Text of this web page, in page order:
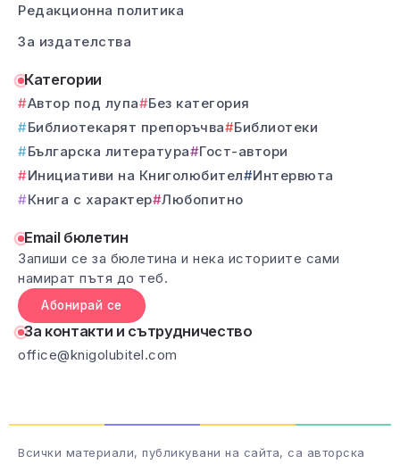
Редакционна политика
За издателства
Категории
Автор под лупа
Без категория
Библиотекарят препоръчва
Библиотеки
Българска литература
Гост-автори
Инициативи на Книголюбител
Интервюта
Книга с характер Любопитно
Email бюлетин
Запиши се за бюлетина и нека историите сами
намират пътя до теб.
Абонирай се
За контакти и сътрудничество
office@knigolubitel.com
Всички материали, публикувани на сайта, са авторска